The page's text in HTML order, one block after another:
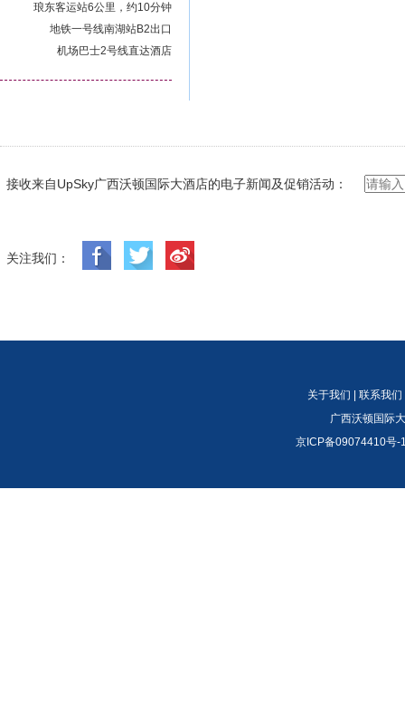
琅东客运站6公里，约10分钟
地铁一号线南湖站B2出口
机场巴士2号线直达酒店
接收来自UpSky广西沃顿国际大酒店的电子新闻及促销活动：
关注我们：
关于我们 联系我们
广西沃顿国际
京ICP备09074410号-